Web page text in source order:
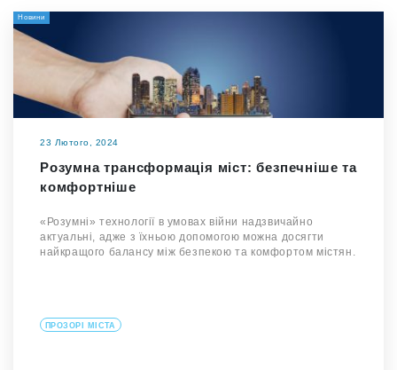
Новини
23 Лютого, 2024
Розумна трансформація міст: безпечніше та
комфортніше
«Розумні» технології в умовах війни надзвичайно
актуальні, адже з їхньою допомогою можна досягти
найкращого балансу між безпекою та комфортом містян.
ПРОЗОРІ МІСТА